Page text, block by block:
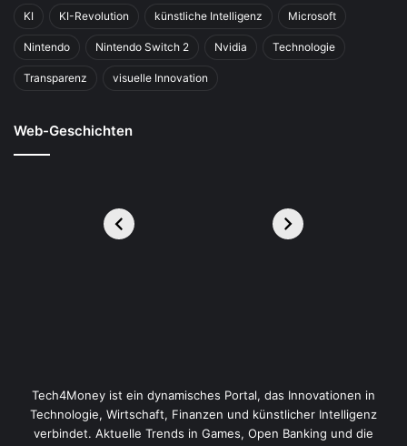
KI KI-Revolution künstliche Intelligenz Microsoft
Nintendo Nintendo Switch 2 Nvidia Technologie
Transparenz visuelle Innovation
Web-Geschichten
Tech4Money ist ein dynamisches Portal, das Innovationen in
Technologie, Wirtschaft, Finanzen und künstlicher Intelligenz
verbindet. Aktuelle Trends in Games, Open Banking und die